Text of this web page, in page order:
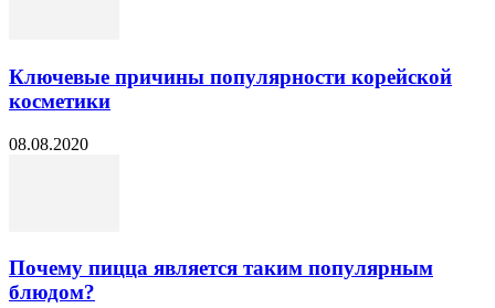
Ключевые причины популярности корейской
косметики
08.08.2020
Почему пицца является таким популярным
блюдом?